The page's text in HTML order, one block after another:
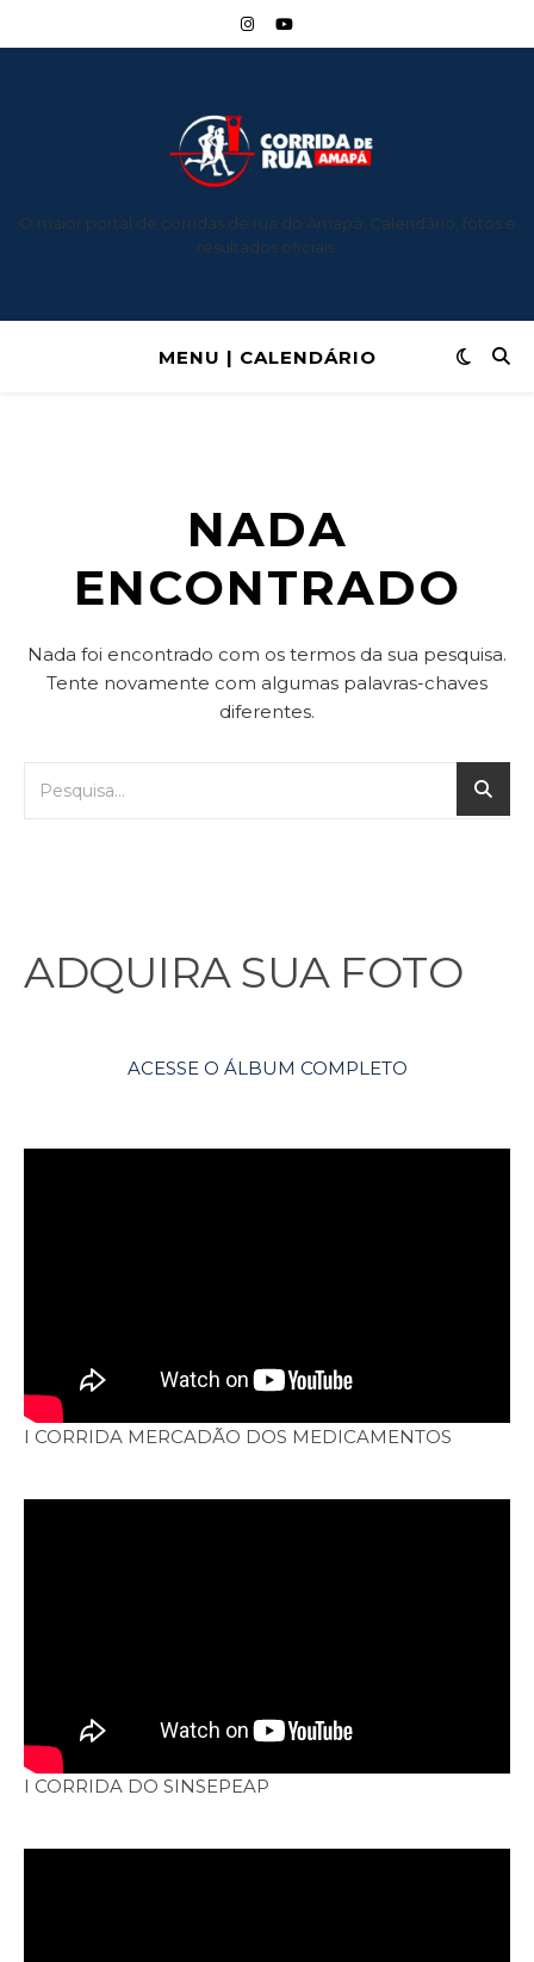
O maior portal de corridas de rua do Amapá: Calendário, fotos e
resultados oficiais.
MENU | CALENDÁRIO
NADA
ENCONTRADO
Nada foi encontrado com os termos da sua pesquisa.
Tente novamente com algumas palavras-chaves
diferentes.
ADQUIRA SUA FOTO
ACESSE O ÁLBUM COMPLETO
I CORRIDA MERCADÃO DOS MEDICAMENTOS
I CORRIDA DO SINSEPEAP